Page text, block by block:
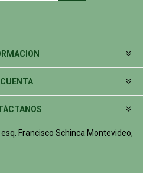
Francisco Schinca Montevideo,